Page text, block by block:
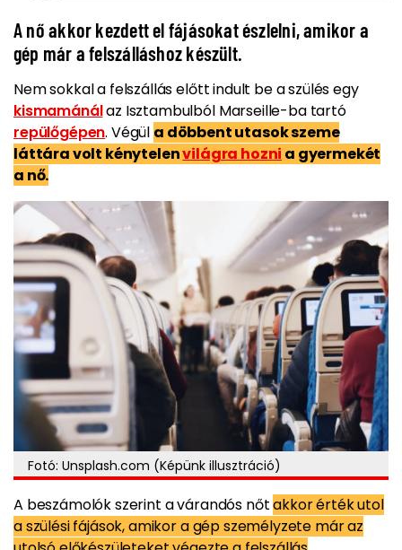
A nő akkor kezdett el fájásokat észlelni, amikor a
gép már a felszálláshoz készült.
Nem sokkal a felszállás előtt indult be a szülés egy
kismamánálaz Isztambulból Marseille-ba tartó
repülőgépen. Végül a döbbent utasok szeme
láttára volt kénytelenvilágra hozni a gyermekét
a nő.
Fotó: Unsplash.com (Képünk illusztráció)
A beszámolók szerint a várandós nőtakkor érték utol
a szülési fájások, amikor a gép személyzete már az